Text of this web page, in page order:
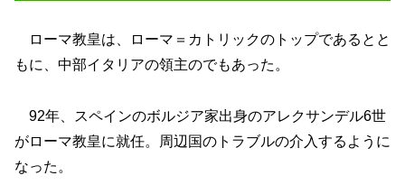
ローマ教皇は、ローマ＝カトリックのトップであるとと
もに、中部イタリアの領主のでもあった。
92年、スペインのボルジア家出身のアレクサンデル6世
がローマ教皇に就任。周辺国のトラブルの介入するように
なった。